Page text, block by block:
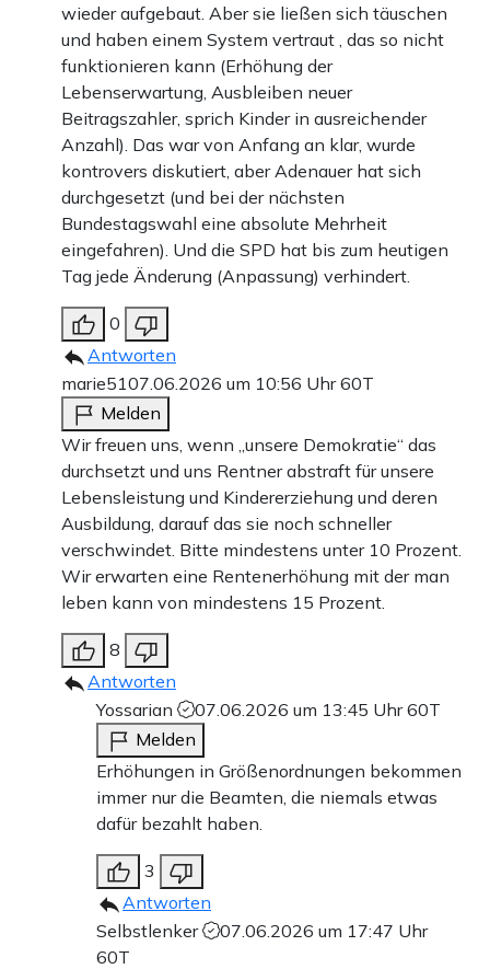
wieder aufgebaut. Aber sie ließen sich täuschen
und haben einem System vertraut , das so nicht
funktionieren kann (Erhöhung der
Lebenserwartung, Ausbleiben neuer
Beitragszahler, sprich Kinder in ausreichender
Anzahl). Das war von Anfang an klar, wurde
kontrovers diskutiert, aber Adenauer hat sich
durchgesetzt (und bei der nächsten
Bundestagswahl eine absolute Mehrheit
eingefahren). Und die SPD hat bis zum heutigen
Tag jede Änderung (Anpassung) verhindert.
0
Antworten
marie5107.06.2026 um 10:56 Uhr60T
Melden
Wir freuen uns, wenn „unsere Demokratie“ das
durchsetzt und uns Rentner abstraft für unsere
Lebensleistung und Kindererziehung und deren
Ausbildung, darauf das sie noch schneller
verschwindet. Bitte mindestens unter 10 Prozent.
Wir erwarten eine Rentenerhöhung mit der man
leben kann von mindestens 15 Prozent.
8
Antworten
Yossarian
07.06.2026 um 13:45 Uhr60T
Melden
Erhöhungen in Größenordnungen bekommen
immer nur die Beamten, die niemals etwas
dafür bezahlt haben.
3
Antworten
Selbstlenker
07.06.2026 um 17:47 Uhr
60T